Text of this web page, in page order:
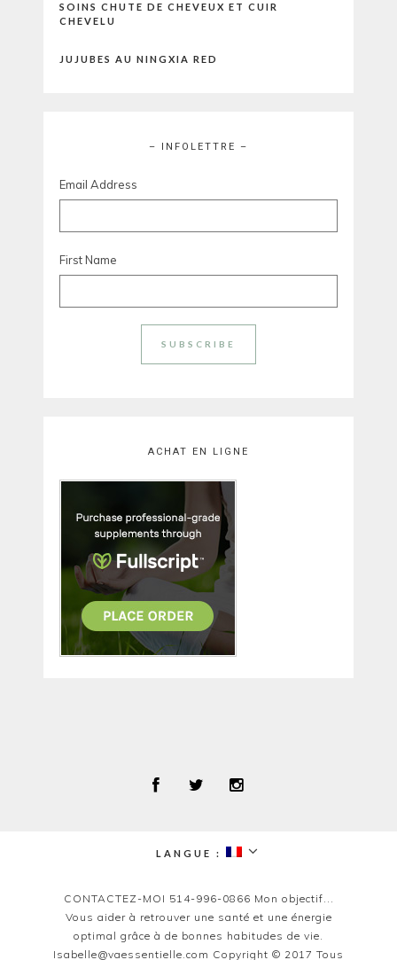
SOINS CHUTE DE CHEVEUX ET CUIR
CHEVELU
JUJUBES AU NINGXIA RED
– INFOLETTRE –
Email Address
First Name
ACHAT EN LIGNE
LANGUE :
expand
CONTACTEZ-MOI 514-996-0866 Mon objectif...
Vous aider à retrouver une santé et une énergie
optimal grâce à de bonnes habitudes de vie.
Isabelle@vaessentielle.com Copyright © 2017 Tous